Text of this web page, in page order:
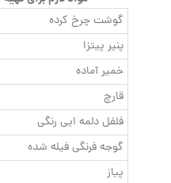
گوشت چرخ کرده
پنیر پیتزا
خمیر آماده
قارچ
فلفل دلمه ایی رنگی
گوجه فرنگی فیله شده
پیاز